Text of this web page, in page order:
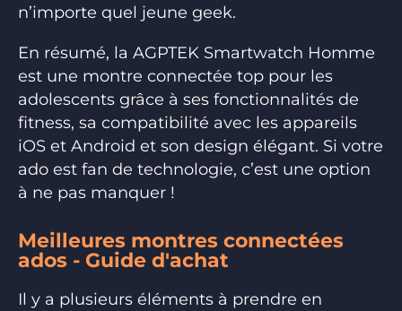
n’importe quel jeune geek.
En résumé, la AGPTEK Smartwatch Homme
est une montre connectée top pour les
adolescents grâce à ses fonctionnalités de
fitness, sa compatibilité avec les appareils
iOS et Android et son design élégant. Si votre
ado est fan de technologie, c’est une option
à ne pas manquer !
Meilleures montres connectées
ados - Guide d'achat
Il y a plusieurs éléments à prendre en